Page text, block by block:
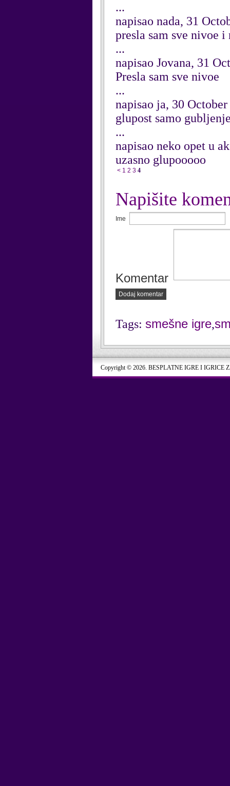
...
napisao nada, 31
presla sam sve nivoe
...
napisao Jovana, 31
Presla sam sve nivoe
...
napisao ja, 30
glupost samo
...
napisao neko opet u
uzasno glupooooo
< 1 2 3 4
Napišite
Ime
Komentar
Dodaj komentar
Tags: smešne igre,
Copyright © 2026. BESPLATNE IGRE I IGRICE